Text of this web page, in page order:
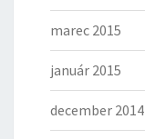
marec 2015
január 2015
december 2014